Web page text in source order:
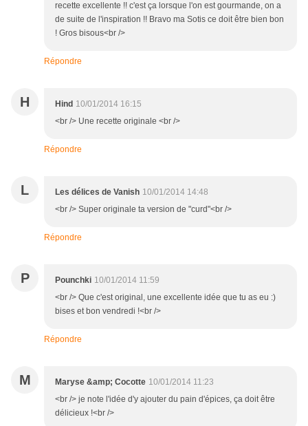
recette excellente !! c'est ça lorsque l'on est gourmande, on a
de suite de l'inspiration !! Bravo ma Sotis ce doit être bien bon
! Gros bisous<br />
Répondre
H Hind 10/01/2014 16:15
<br /> Une recette originale <br />
Répondre
L Les délices de Vanish 10/01/2014 14:48
<br /> Super originale ta version de "curd"<br />
Répondre
P Pounchki 10/01/2014 11:59
<br /> Que c'est original, une excellente idée que tu as eu :)
bises et bon vendredi !<br />
Répondre
M Maryse &amp; Cocotte 10/01/2014 11:23
<br /> je note l'idée d'y ajouter du pain d'épices, ça doit être
délicieux !<br />